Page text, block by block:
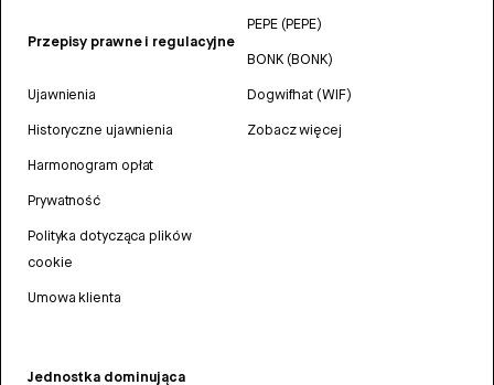
Przepisy prawne i regulacyjne
Ujawnienia
Historyczne ujawnienia
Harmonogram opłat
Prywatność
Polityka dotycząca plików
cookie
Umowa klienta
PEPE (PEPE)
BONK (BONK)
Dogwifhat (WIF)
Zobacz więcej
Jednostka dominująca